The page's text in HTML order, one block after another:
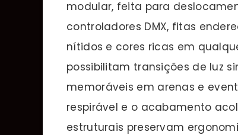
modular, feita para
controladores DMX, fitas
nítidos e cores ricas em
possibilitam transições de luz
memoráveis em arenas e
respirável e o acabamento
estruturais preservam